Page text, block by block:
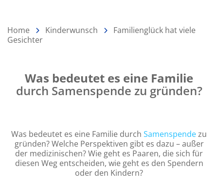
Home Kinderwunsch
Familienglück hat viele
Gesichter
Einleitung
Was bedeutet es eine Familie
durch Samenspende zu gründen?
Was bedeutet es eine Familie durch Samenspendezu
gründen? Welche Perspektiven gibt es dazu – außer
der medizinischen? Wie geht es Paaren, die sich für
diesen Weg entscheiden, wie geht es den Spendern
oder den Kindern?